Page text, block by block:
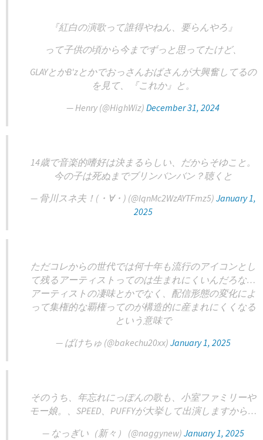
『紅白の演歌って誰得やねん、要らんやろ』
って子供の頃から今までずっと思ってたけど、
GLAYとかB'zとかでおっさんおばさんが大興奮してるの
を見て、『これか』と。
— Henry (@HighWiz) December 31, 2024
14歳で音楽的嗜好は決まるらしい、だからそゆこと。
今の子は死ぬまでブリンバンバン？聴くと
— 骨川スネ夫！(・∀・) (@lqnMc2WzAYTFmz5) January 1,
2025
ただコレからの世代では何十年も流行のアイコンとし
て残るアーティストってのは生まれにくいんだろな…
アーティストの凄味とかでなく、配信形態の変化によ
って集権的な覇権ってのが構造的に産まれにくくなる
という意味で
— ばけちゅ (@bakechu20xx) January 1, 2025
そのうち、年忘れにっぽんの歌も、小室ファミリーや
モー娘。、SPEED、PUFFYが大挙して出演しますから…
— なっぎい（新々） (@naggynew) January 1, 2025